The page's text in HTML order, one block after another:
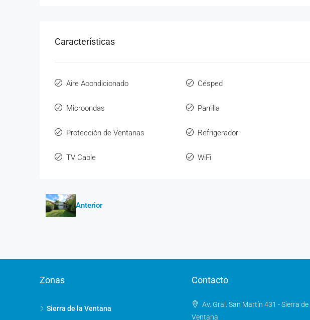
Características
Aire Acondicionado Césped
Microondas Parrilla
Protección de Ventanas Refrigerador
TV Cable WiFi
Anterior
Zonas
Sierra de la Ventana
Contacto
Av. Gral. San Martín 431 - Sierra de
Ventana